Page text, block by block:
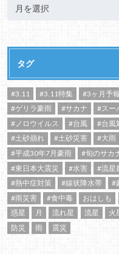
タグ
#3.11 #3.11特集 #3ヶ月予報
#ゲリラ豪雨
#サカナ
#スー
#ノロウイルス
#台風 #台風
#土砂崩れ
#土砂災害 #大雨
#平成30年7月豪雨
#旬のサカ
#東日本大震災
#水害 #流星
#熱中症対策
#線状降水帯 #
#雨災害
#食中毒 おはしも
惑星
月 流れ星 流星 火
防災
雨 震災